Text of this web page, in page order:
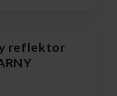
reflektor